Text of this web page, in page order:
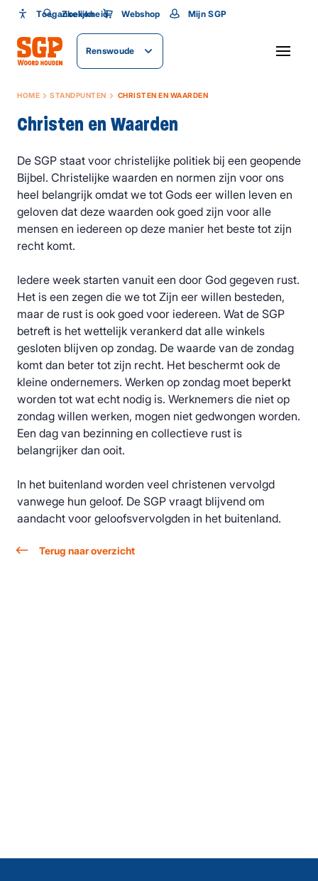
Toegankelijkheid
Toegankelijkheid
Lettergrootte
Zoeken Webshop Mijn SGP
Renswoude
HOME STANDPUNTEN CHRISTEN EN WAARDEN
Christen en Waarden
De SGP staat voor christelijke politiek bij een geopende
Bijbel. Christelijke waarden en normen zijn voor ons
heel belangrijk omdat we tot Gods eer willen leven en
geloven dat deze waarden ook goed zijn voor alle
mensen en iedereen op deze manier het beste tot zijn
recht komt.
Iedere week starten vanuit een door God gegeven rust.
Het is een zegen die we tot Zijn eer willen besteden,
maar de rust is ook goed voor iedereen. Wat de SGP
betreft is het wettelijk verankerd dat alle winkels
gesloten blijven op zondag. De waarde van de zondag
komt dan beter tot zijn recht. Het beschermt ook de
kleine ondernemers. Werken op zondag moet beperkt
worden tot wat echt nodig is. Werknemers die niet op
zondag willen werken, mogen niet gedwongen worden.
Een dag van bezinning en collectieve rust is
belangrijker dan ooit.
In het buitenland worden veel christenen vervolgd
vanwege hun geloof. De SGP vraagt blijvend om
aandacht voor geloofsvervolgden in het buitenland.
Terug naar overzicht